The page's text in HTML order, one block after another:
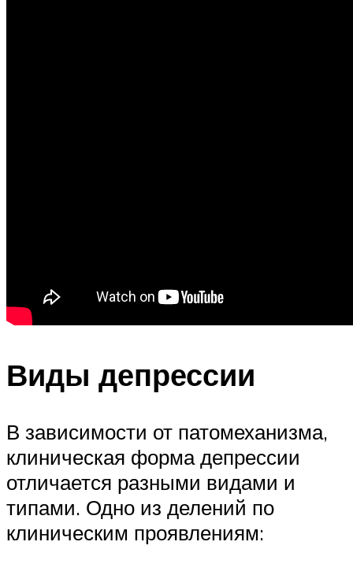
Виды депрессии
В зависимости от патомеханизма,
клиническая форма депрессии
отличается разными видами и
типами. Одно из делений по
клиническим проявлениям: